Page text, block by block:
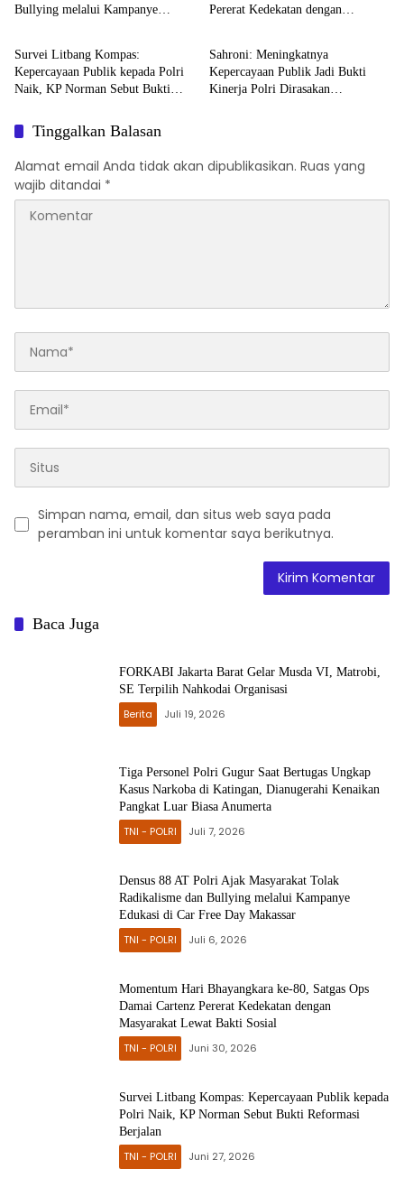
Bullying melalui Kampanye
Pererat Kedekatan dengan
TNI - POLRI
Survei Litbang Kompas:
Kepercayaan Publik kepada Polri
Naik, KP Norman Sebut Bukti
DPR RI
Sahroni: Meningkatnya
Kepercayaan Publik Jadi Bukti
Kinerja Polri Dirasakan
Tinggalkan Balasan
Alamat email Anda tidak akan dipublikasikan. Ruas yang
wajib ditandai *
Simpan nama, email, dan situs web saya pada
peramban ini untuk komentar saya berikutnya.
Baca Juga
FORKABI Jakarta Barat Gelar Musda VI, Matrobi,
SE Terpilih Nahkodai Organisasi
Berita Juli 19, 2026
Tiga Personel Polri Gugur Saat Bertugas Ungkap
Kasus Narkoba di Katingan, Dianugerahi Kenaikan
Pangkat Luar Biasa Anumerta
TNI - POLRI Juli 7, 2026
Densus 88 AT Polri Ajak Masyarakat Tolak
Radikalisme dan Bullying melalui Kampanye
Edukasi di Car Free Day Makassar
TNI - POLRI Juli 6, 2026
Momentum Hari Bhayangkara ke-80, Satgas Ops
Damai Cartenz Pererat Kedekatan dengan
Masyarakat Lewat Bakti Sosial
TNI - POLRI Juni 30, 2026
Survei Litbang Kompas: Kepercayaan Publik kepada
Polri Naik, KP Norman Sebut Bukti Reformasi
Berjalan
TNI - POLRI Juni 27, 2026